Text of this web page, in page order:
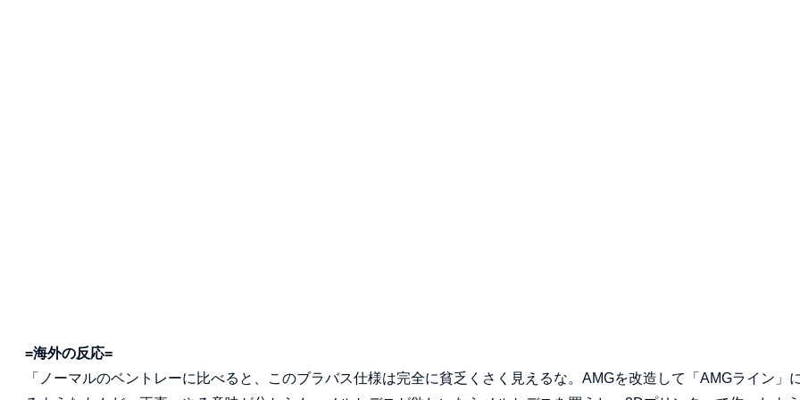
=海外の反応=
「ノーマルのベントレーに比べると、このブラバス仕様は完全に貧乏くさく見えるな。AMGを改造して「AMGライン」